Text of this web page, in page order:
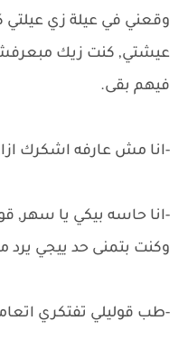
وقعني في عيلة زي
عيشتي, كنت زيك مبعرفش
فيهم بقى.
-انا مش عارفه اشكرك
-انا حاسه بيكي يا سهر,
وكنت بتمنى حد ييجي يرد
-طب قوليلي تفتكري